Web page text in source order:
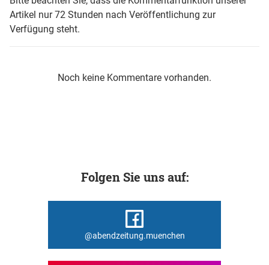
Artikel nur 72 Stunden nach Veröffentlichung zur
Verfügung steht.
Noch keine Kommentare vorhanden.
Folgen Sie uns auf:
@abendzeitung.muenchen